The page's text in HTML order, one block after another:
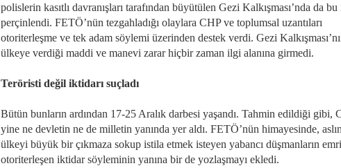
polislerin kasıtlı davranışları tarafından büyütülen Gezi Kalkışması’nda da
perçinlendi. FETÖ’nün tezgahladığı olaylara CHP ve toplumsal uzantıları
otoriterleşme ve tek adam söylemi üzerinden destek verdi. Gezi
ülkeye verdiği maddi ve manevi zarar hiçbir zaman ilgi alanına girmedi.
Teröristi değil iktidarı suçladı
Bütün bunların ardından 17-25 Aralık darbesi yaşandı. Tahmin edildiği gibi,
yine ne devletin ne de milletin yanında yer aldı. FETÖ’nün himayesinde,
ülkeyi büyük bir çıkmaza sokup istila etmek isteyen yabancı düşmanların
otoriterleşen iktidar söyleminin yanına bir de yozlaşmayı ekledi.